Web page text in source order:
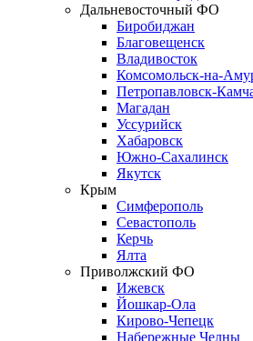
Дальневосточный ФО
Биробиджан
Благовещенск
Владивосток
Комсомольск-на-
Петропавловск-
Магадан
Уссурийск
Хабаровск
Южно-Сахалинск
Якутск
Крым
Симферополь
Севастополь
Керчь
Ялта
Приволжский ФО
Ижевск
Йошкар-Ола
Кирово-Чепецк
Набережные Челны